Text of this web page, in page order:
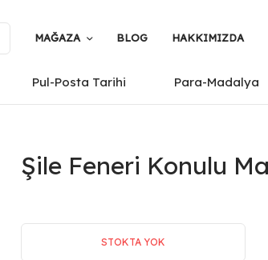
MAĞAZA BLOG HAKKIMIZDA
Pul-Posta Tarihi Para-Madalya
Şile Feneri Konulu
STOKTA YOK